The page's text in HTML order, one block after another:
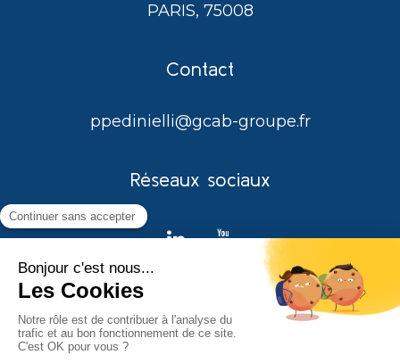
PARIS, 75008
Contact
ppedinielli@gcab-groupe.fr
Réseaux sociaux
Mentions légales Cookies
Création et référencement du site par